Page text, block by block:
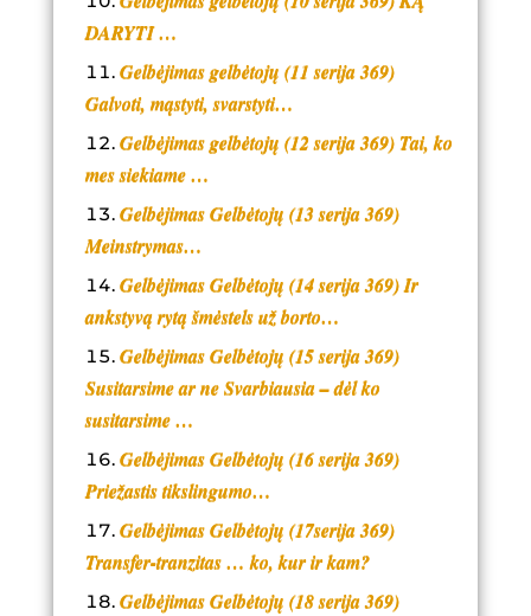
DARYTI …
Gelbėjimas gelbėtojų (11 serija 369)
Galvoti, mąstyti, svarstyti…
Gelbėjimas gelbėtojų (12 serija 369) Tai, ko
mes siekiame …
Gelbėjimas Gelbėtojų (13 serija 369)
Meinstrymas…
Gelbėjimas Gelbėtojų (14 serija 369) Ir
ankstyvą rytą šmėstels už borto…
Gelbėjimas Gelbėtojų (15 serija 369)
Susitarsime ar ne Svarbiausia – dėl ko
susitarsime …
Gelbėjimas Gelbėtojų (16 serija 369)
Priežastis tikslingumo…
Gelbėjimas Gelbėtojų (17serija 369)
Transfer-tranzitas … ko, kur ir kam?
Gelbėjimas Gelbėtojų (18 serija 369)